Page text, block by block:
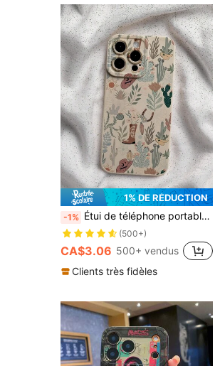
1% DE RÉDUCTION
-1% Étui de téléphone portable en silicone liquide de style occidental, protection intégrale, antichoc et anti-chute, en TPU souple et caoutchouc
(500+)
CA$3.06 500+ vendus
Clients très fidèles